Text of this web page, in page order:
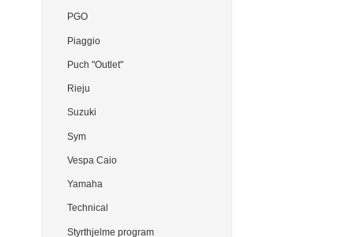
PGO
Piaggio
Puch "Outlet"
Rieju
Suzuki
Sym
Vespa Caio
Yamaha
Technical
Styrthjelme program